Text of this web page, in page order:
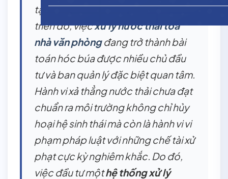
tại các đô thị lớn. Đi kèm với sự phát
triển đó, việcxử lý nước thải tòa
nhà văn phòngđang trở thành bài
toán hóc búa được nhiều chủ đầu
tư và ban quản lý đặc biệt quan tâm.
Hành vi xả thẳng nước thải chưa đạt
chuẩn ra môi trường không chỉ hủy
hoại hệ sinh thái mà còn là hành vi vi
phạm pháp luật với những chế tài xử
phạt cực kỳ nghiêm khắc. Do đó,
việc đầu tư mộthệ thống xử lý